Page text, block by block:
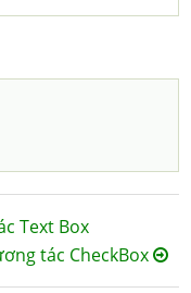
Text Box
tác CheckBox